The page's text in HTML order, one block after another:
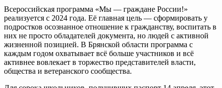
Всероссийская программа «Мы — граждане России!»
реализуется с 2024 года. Её главная цель — сформировать у
подростков осознанное отношение к гражданству, воспитать в
них не просто обладателей документа, но людей с активной
жизненной позицией. В Брянской области программа с
каждым годом охватывает всё больше участников и всё
активнее вовлекает в торжество представителей власти,
общества и ветеранского сообщества.